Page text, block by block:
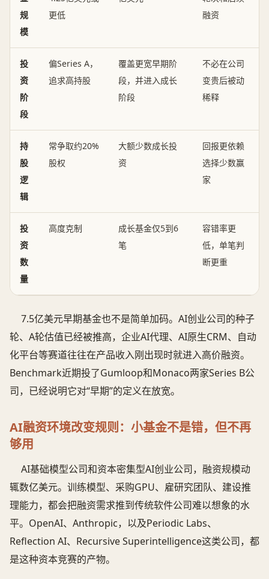
规
模
更低
融资
投
资
阶
段
偏Series A，
追求高持股
覆盖更宽早期阶
段，并进入成长
阶段
不必在公司
变贵后被动
稀释
持
股
逻
辑
常争取约20%
股权
大额少数成长投
资
回报更依赖
选择少数赢
家
投
资
数
量
高度克制
成长基金仅5到6
笔
容错率更
低，单笔判
断更重
7.5亿美元早期基金也不是简单加码。AI创业公司的种子
轮、A轮估值已经被推高，企业AI代理、AI原生CRM、自动
化平台等赛道往往在产品收入刚出现时就进入高价融资。
Benchmark近期投了Gumloop和Monaco两家Series B公
司，已经说明它对“早期”的定义在放宽。
AI融资环境改变规则：小基金不是错，但不再
够用
AI基础模型公司和资本密集型AI创业公司，融资规模动
辄数亿美元。训练模型、采购GPU、雇研究团队、建设推
理能力，都会把融资需求推到传统软件公司难以想象的水
平。OpenAI、Anthropic，以及Periodic Labs、
Reflection AI、Recursive Superintelligence这类公司，都
是这种资本竞赛的产物。